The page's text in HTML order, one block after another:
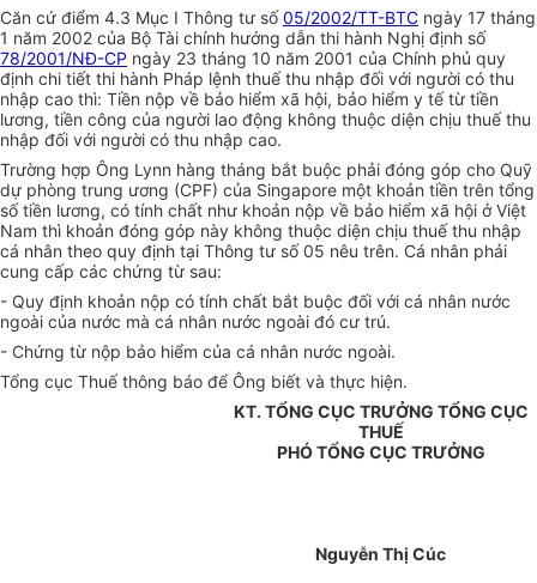
Căn cứ điểm 4.3 Mục I Thông tư số05/2002/TT-BTC ngày 17 tháng
1 năm 2002 của Bộ Tài chính hướng dẫn thi hành Nghị định số
78/2001/NĐ-CP ngày 23 tháng 10 năm 2001 của Chính phủ quy
định chi tiết thi hành Pháp lệnh thuế thu nhập đối với người có thu
nhập cao thì: Tiền nộp về bảo hiểm xã hội, bảo hiểm y tế từ tiền
lương, tiền công của người lao động không thuộc diện chịu thuế thu
nhập đối với người có thu nhập cao.
Trường hợp Ông Lynn hàng tháng bắt buộc phải đóng góp cho Quỹ
dự phòng trung ương (CPF) của Singapore một khoản tiền trên tổng
số tiền lương, có tính chất như khoản nộp về bảo hiểm xã hội ở Việt
Nam thì khoản đóng góp này không thuộc diện chịu thuế thu nhập
cá nhân theo quy định tại Thông tư số 05 nêu trên. Cá nhân phải
cung cấp các chứng từ sau:
- Quy định khoản nộp có tính chất bắt buộc đối với cá nhân nước
ngoài của nước mà cá nhân nước ngoài đó cư trú.
- Chứng từ nộp bảo hiểm của cá nhân nước ngoài.
Tổng cục Thuế thông báo để Ông biết và thực hiện.
KT. TỔNG CỤC TRƯỞNG TỔNG CỤC
THUẾ
PHÓ TỔNG CỤC TRƯỞNG
Nguyễn Thị Cúc